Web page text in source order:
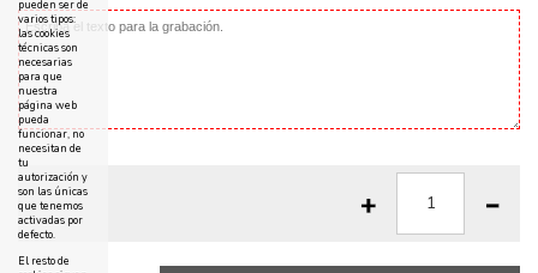
pueden ser de
varios tipos:
las cookies
técnicas son
necesarias
para que
nuestra
página web
pueda
funcionar, no
necesitan de
tu
autorización y
son las únicas
que tenemos
activadas por
defecto.
El resto de